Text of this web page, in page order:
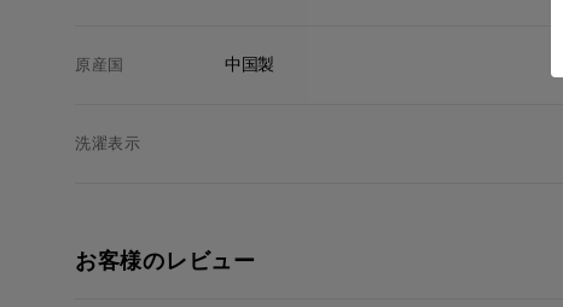
原産国 中国製
洗濯表示
お客様のレビュー